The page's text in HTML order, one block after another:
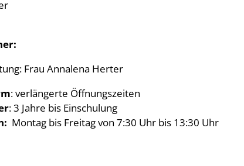
Frau Annalena Herter
: verlängerte Öffnungszeiten
: 3 Jahre bis Einschulung
Montag bis Freitag von 7:30 Uhr bis 13:30 Uhr